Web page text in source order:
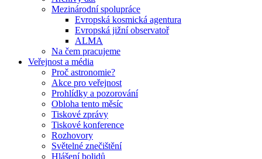
Mezinárodní spolupráce
Evropská kosmická agentura
Evropská jižní observatoř
ALMA
Na čem pracujeme
Veřejnost a média
Proč astronomie?
Akce pro veřejnost
Prohlídky a pozorování
Obloha tento měsíc
Tiskové zprávy
Tiskové konference
Rozhovory
Světelné znečištění
Hlášení bolidů